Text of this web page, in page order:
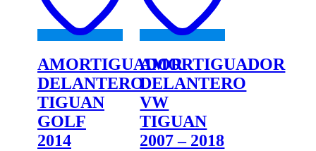
AMORTIGUADOR
DELANTERO
TIGUAN
GOLF
2014
AMORTIGUADOR
DELANTERO
VW
TIGUAN
2007 – 2018